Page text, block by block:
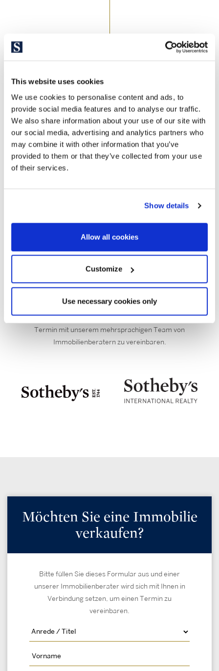
This website uses cookies
We use cookies to personalise content and ads, to
provide social media features and to analyse our traffic.
We also share information about your use of our site with
our social media, advertising and analytics partners who
may combine it with other information that you’ve
provided to them or that they’ve collected from your use
of their services.
Show details
Allow all cookies
Customize
Use necessary cookies only
Barcelona & Costa Brava Sotheby’s
International Realty
Bei Barcelona & Costa Brava Sotheby’s International Realty
konzentrieren wir uns auf den Verkauf von Wohnimmobilien
und die Förderung von Immobilienprojekten. Von unseren
Büros in Barcelona, Platja d’Aro, Begur und Empuriabrava,
bieten wir einen professionellen und persönlichen Service
WWir haben ein umfangreiches Portfolio von Immobilien. Wir
architektonischen Juwelen der Moderne Barcelonas oder
vielleicht die fantastische Aussicht auf das Mittelmeer von
Immobilieninvestition in Barcelona tätigen möchten, laden
wir Sie ein, sich mit uns in Verbindung zu setzen, um einen
Termin mit unserem mehrsprachigen Team von
Immobilienberatern zu vereinbaren.
Möchten Sie eine Immobilie
verkaufen?
Bitte füllen Sie dieses Formular aus und einer
unserer Immobilienberater wird sich mit Ihnen in
Verbindung setzen, um einen Termin zu
vereinbaren.